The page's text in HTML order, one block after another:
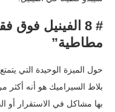
# 8 الفينيل
مطاطية”
حول الميزة الوحيدة التي
بلاط السيراميك هو أنه أكثر
بها مشاكل في الاستقرار أو